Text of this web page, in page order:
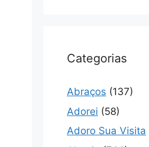
Categorias
Abraços (137)
Adorei (58)
Adoro Sua Visita